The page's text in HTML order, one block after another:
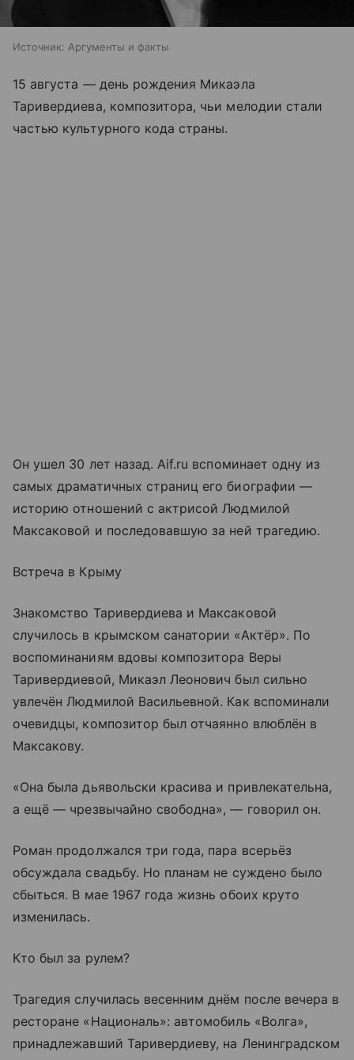
Источник: Аргументы и факты
15 августа — день рождения Микаэла
Таривердиева, композитора, чьи мелодии стали
частью культурного кода страны.
Он ушел 30 лет назад. Aif.ru вспоминает одну из
самых драматичных страниц его биографии —
историю отношений с актрисой Людмилой
Максаковой и последовавшую за ней трагедию.
Встреча в Крыму
Знакомство Таривердиева и Максаковой
случилось в крымском санатории «Актёр». По
воспоминаниям вдовы композитора Веры
Таривердиевой, Микаэл Леонович был сильно
увлечён Людмилой Васильевной. Как вспоминали
очевидцы, композитор был отчаянно влюблён в
Максакову.
«Она была дьявольски красива и привлекательна,
а ещё — чрезвычайно свободна», — говорил он.
Роман продолжался три года, пара всерьёз
обсуждала свадьбу. Но планам не суждено было
сбыться. В мае 1967 года жизнь обоих круто
изменилась.
Кто был за рулем?
Трагедия случилась весенним днём после вечера в
ресторане «Националь»: автомобиль «Волга»,
принадлежавший Таривердиеву, на Ленинградском